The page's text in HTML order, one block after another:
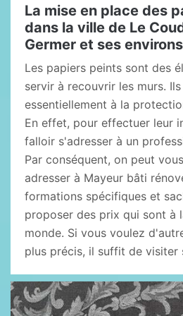
La mise en place des
dans la ville de Le
Germer et ses environs
Les papiers peints sont des
servir à recouvrir les murs.
essentiellement à la
En effet, pour effectuer leur
falloir s'adresser à un
Par conséquent, on peut
adresser à Mayeur bâti
formations spécifiques et
proposer des prix qui sont à
monde. Si vous voulez
plus précis, il suffit de visiter